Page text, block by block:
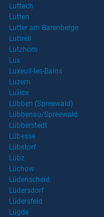
Luttach
Lutten
Lutter am Barenberge
Luttrell
Lutzhorn
Lux
Luxeuil-les-Bains
Luzern
Lužice
Lübben (Spreewald)
Lübbenau/Spreewald
Lübberstedt
Lübesse
Lübstorf
Lübz
Lüchow
Lüdenscheid
Lüdersdorf
Lüdersfeld
Lügde